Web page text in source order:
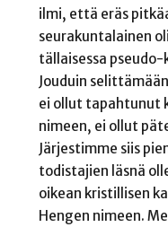
ilmi, että eräs
seurakuntalainen
tällaisessa pseudo-
Jouduin
ei ollut tapahtunut
nimeen, ei ollut
Järjestimme siis
todistajien läsnä
oikean kristillisen
Hengen nimeen.